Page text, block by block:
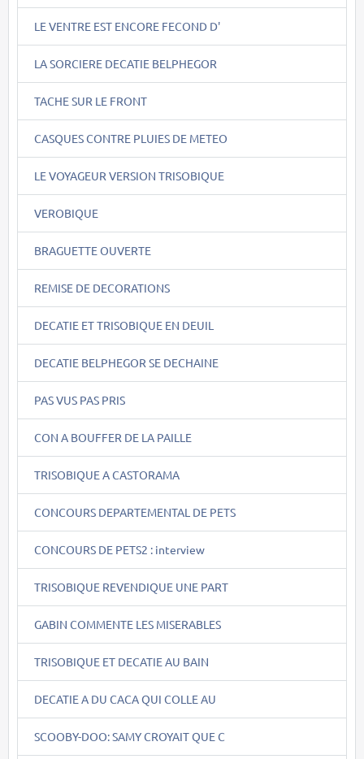
LE VENTRE EST ENCORE FECOND D'
LA SORCIERE DECATIE BELPHEGOR
TACHE SUR LE FRONT
CASQUES CONTRE PLUIES DE METEO
LE VOYAGEUR VERSION TRISOBIQUE
VEROBIQUE
BRAGUETTE OUVERTE
REMISE DE DECORATIONS
DECATIE ET TRISOBIQUE EN DEUIL
DECATIE BELPHEGOR SE DECHAINE
PAS VUS PAS PRIS
CON A BOUFFER DE LA PAILLE
TRISOBIQUE A CASTORAMA
CONCOURS DEPARTEMENTAL DE PETS
CONCOURS DE PETS2 : interview
TRISOBIQUE REVENDIQUE UNE PART
GABIN COMMENTE LES MISERABLES
TRISOBIQUE ET DECATIE AU BAIN
DECATIE A DU CACA QUI COLLE AU
SCOOBY-DOO: SAMY CROYAIT QUE C